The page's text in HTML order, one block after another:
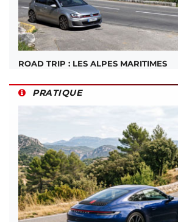
ROAD TRIP : LES ALPES MARITIMES
PRATIQUE